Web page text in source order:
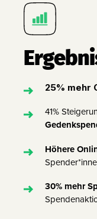
25% mehr
41%
Höhere
30% mehr